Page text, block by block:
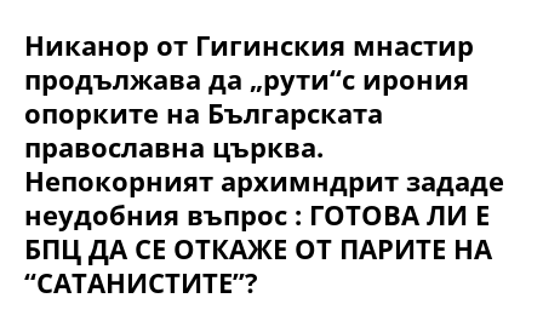
Никанор от Гигинския мнастир
продължава да „рути“с ирония
опорките на Българската
православна църква.
Непокорният архимндрит зададе
неудобния въпрос : ГОТОВА ЛИ Е
БПЦ ДА СЕ ОТКАЖЕ ОТ ПАРИТЕ НА
“САТАНИСТИТЕ”?